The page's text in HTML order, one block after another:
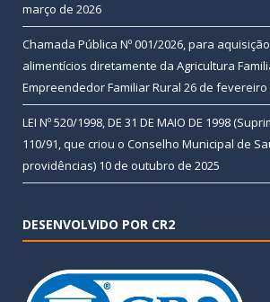
março de 2026
Chamada Pública Nº 001/2026, para
alimentícios diretamente da Agricultura
Empreendedor Familiar Rural 26 de fevereiro
LEI Nº 520/1998, DE 31 DE MAIO DE 1998
110/91, que criou o Conselho Municipal de
providências) 10 de outubro de 2025
DESENVOLVIDO POR CR2